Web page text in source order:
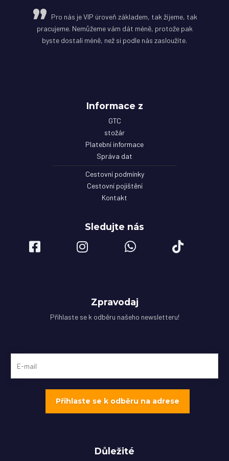
Pro nás je VIP úroveň základem, tak žijeme, tak
pracujeme. Nemůžeme vám dát méně, protože pak
byste dostali méně, než si podle nás zasloužíte.
Informace z
GTC
stožár
Platební informace
Správa dat
Cestovní podmínky
Cestovní pojištění
Kontakt
Sledujte nás
Zpravodaj
Přihlaste se k odběru našeho newsletteru!
Důležité